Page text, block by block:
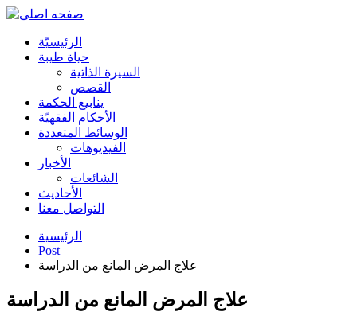
الرئیسیّة
حياة طيبة
السيرة الذاتية
القصص
ينابيع الحكمة
الأحکام الفقهیّة
الوسائط المتعددة
الفیدیوهات
الأخبار
الشائعات
الأحادیث
التواصل معنا
الرئيسية
Post
علاج المرض المانع من الدراسة
علاج المرض المانع من الدراسة